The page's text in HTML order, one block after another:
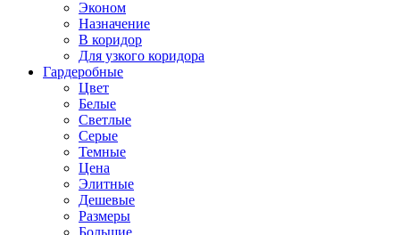
Эконом
Назначение
В коридор
Для узкого коридора
Гардеробные
Цвет
Белые
Светлые
Серые
Темные
Цена
Элитные
Дешевые
Размеры
Большие